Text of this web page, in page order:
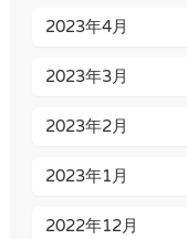
2023年4月
2023年3月
2023年2月
2023年1月
2022年12月